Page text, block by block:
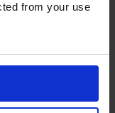
from your use